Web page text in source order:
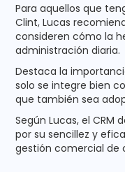
Para aquellos que
Clint, Lucas
consideren cómo la
administración diaria.
Destaca la
solo se integre bien
que también sea
Según Lucas, el
por su sencillez y
gestión comercial de